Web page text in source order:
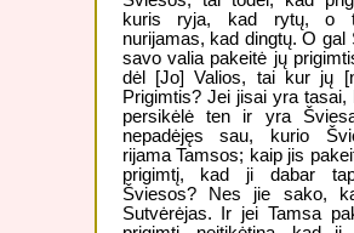
kuris ryja, kad rytų, o
nurijamas, kad dingtų. O gal
savo valia pakeitė jų
dėl [Jo] Valios, tai kur jų
Prigimtis? Jei jisai yra tasai,
persikėlė ten ir yra
nepadėjęs sau, kurio
rijama Tamsos; kaip jis
prigimtį, kad ji dabar
Šviesos? Nes jie sako,
Sutvėrėjas. Ir jei Tamsa